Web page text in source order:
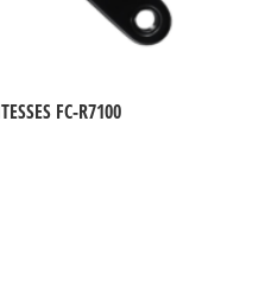
FC-R7100